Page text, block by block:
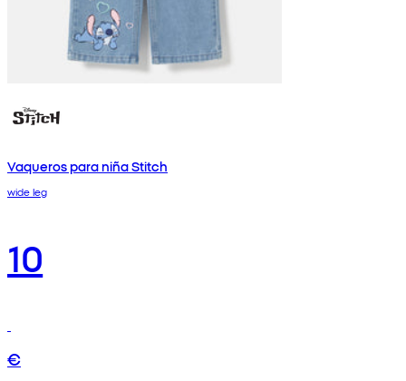
Vaqueros para niña Stitch
wide leg
10
€